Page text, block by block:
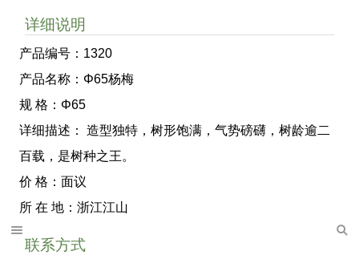
详细说明
产品编号：1320
产品名称：Φ65杨梅
规 格：Φ65
详细描述： 造型独特，树形饱满，气势磅礴，树龄逾二
百载，是树种之王。
价 格：面议
所 在 地：浙江江山
联系方式